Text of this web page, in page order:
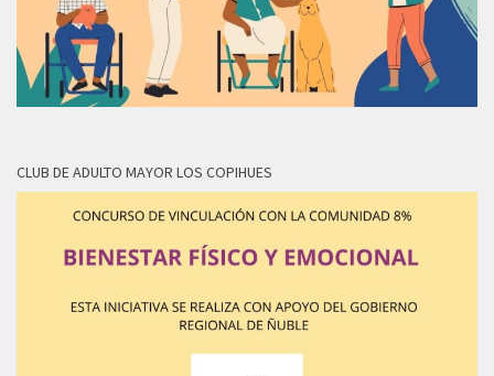
CLUB DE ADULTO MAYOR LOS COPIHUES